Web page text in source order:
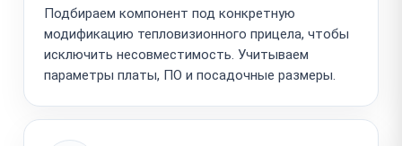
Подбираем компонент под конкретную
модификацию тепловизионного прицела, чтобы
исключить несовместимость. Учитываем
параметры платы, ПО и посадочные размеры.